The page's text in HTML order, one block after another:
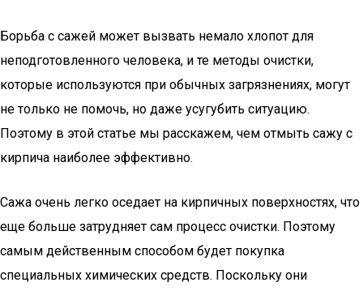
Борьба с сажей может вызвать немало хлопот для
неподготовленного человека, и те методы очистки,
которые используются при обычных загрязнениях, могут
не только не помочь, но даже усугубить ситуацию.
Поэтому в этой статье мы расскажем, чем отмыть сажу с
кирпича наиболее эффективно.
Сажа очень легко оседает на кирпичных поверхностях, что
еще больше затрудняет сам процесс очистки. Поэтому
самым действенным способом будет покупка
специальных химических средств. Поскольку они